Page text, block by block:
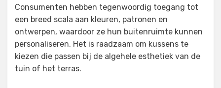
Consumenten hebben tegenwoordig toegang tot
een breed scala aan kleuren, patronen en
ontwerpen, waardoor ze hun buitenruimte kunnen
personaliseren. Het is raadzaam om kussens te
kiezen die passen bij de algehele esthetiek van de
tuin of het terras.